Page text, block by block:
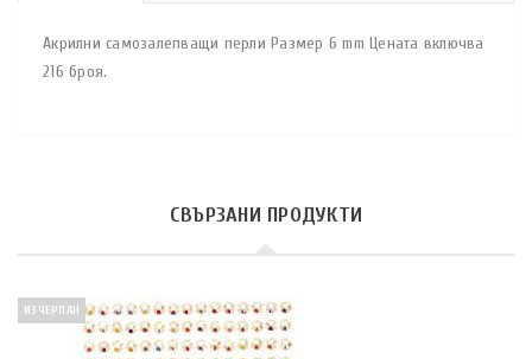
Акрилни самозалепващи перли Размер 6 mm Цената включва
216 броя.
СВЪРЗАНИ ПРОДУКТИ
ИЗЧЕРПАН